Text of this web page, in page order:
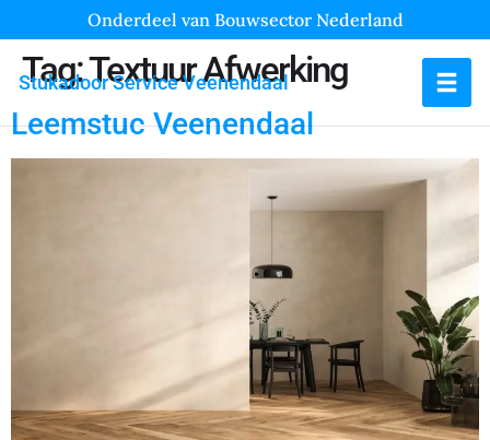
Onderdeel van Bouwsector Nederland
Stukadoor Service Veenendaal
Tag:Textuur Afwerking
Leemstuc Veenendaal